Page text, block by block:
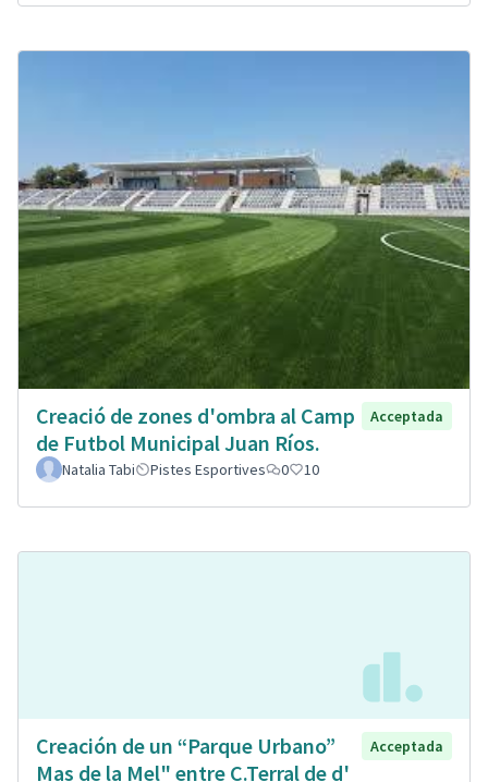
Creació de zones d'ombra al Camp
de Futbol Municipal Juan Ríos.
Acceptada
Natalia Tabi Pistes Esportives 0 10
Creación de un “Parque Urbano”
Mas de la Mel" entre C.Terral de d'
Acceptada